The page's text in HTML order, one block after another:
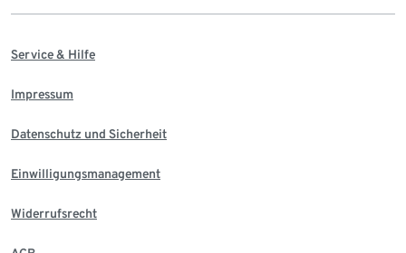
Service & Hilfe
Impressum
Datenschutz und Sicherheit
Einwilligungsmanagement
Widerrufsrecht